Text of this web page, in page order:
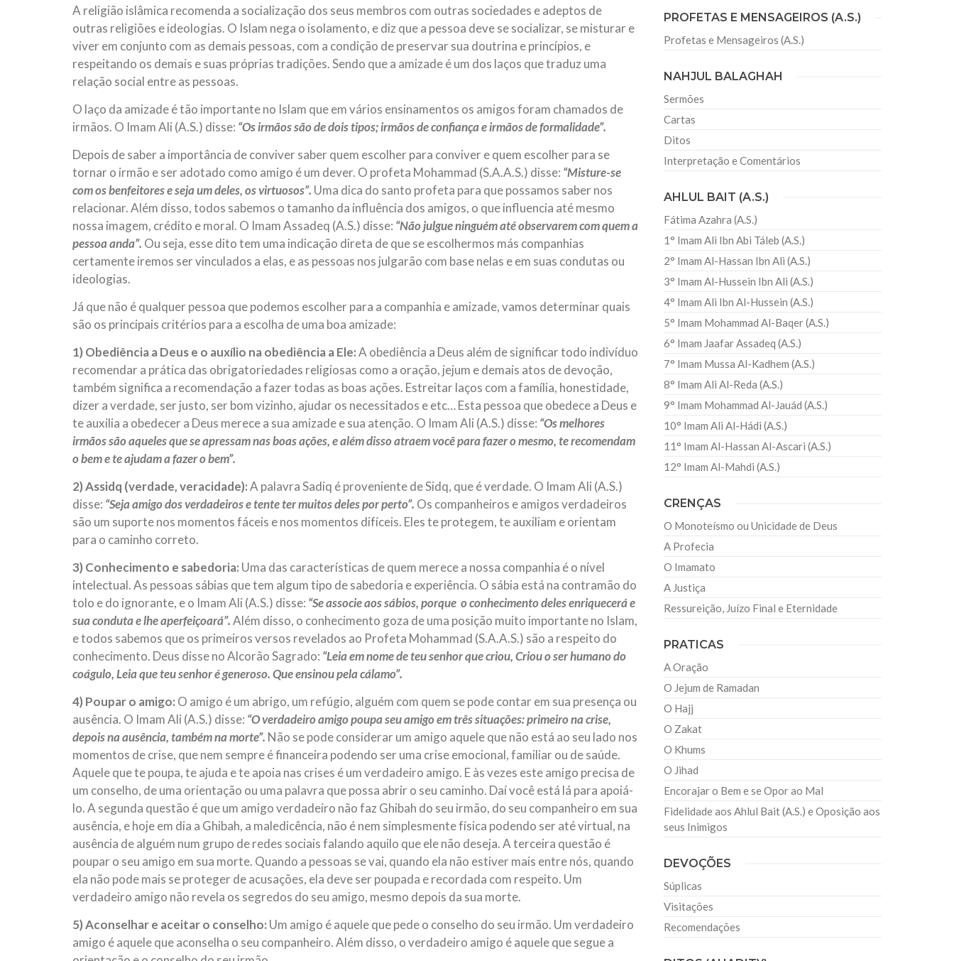
10 DE NOVEMBRO DE 2013
Falecimento do Imam Ali Ibn Al-Hussein (A.S.)
Em nome de Deus, o Clemente, o Misericordioso! Diante da data em que
relembramos o martírio do quarto Imam dos muçulmanos, o Imam Ali Ibn Al-
Hussein Ibn Ali Ibn Abi Táleb (A.S.), conhecido por “Zein Al-Ábidin” (Formosura
NOTÍCIAS
3 DE JULHO DE 2014
Centro Islâmico no Brasil recebe o ex-ministro das
Relações Exteriores da República Islâmica do Irã
Na noite da quinta-feira, 03 de Abril, o Centro Islâmico no Brasil recebeu em sua
sede, em São Paulo, o ex-ministro das Relações Exteriores da República Islâmica
do Irã, Sr. Kamal Kharrazi, que encontra-se visitando
A religião islâmica recomenda a socialização dos seus membros com outras sociedades e adeptos de
outras religiões e ideologias. O Islam nega o isolamento, e diz que a pessoa deve se socializar, se misturar e
viver em conjunto com as demais pessoas, com a condição de preservar sua doutrina e princípios, e
respeitando os demais e suas próprias tradições. Sendo que a amizade é um dos laços que traduz uma
relação social entre as pessoas.
O laço da amizade é tão importante no Islam que em vários ensinamentos os amigos foram chamados de
irmãos. O Imam Ali (A.S.) disse: “Os irmãos são de dois tipos; irmãos de confiança e irmãos de formalidade”.
Depois de saber a importância de conviver saber quem escolher para conviver e quem escolher para se
tornar o irmão e ser adotado como amigo é um dever. O profeta Mohammad (S.A.A.S.) disse: “Misture-se
com os benfeitores e seja um deles, os virtuosos”. Uma dica do santo profeta para que possamos saber nos
relacionar. Além disso, todos sabemos o tamanho da influência dos amigos, o que influencia até mesmo
nossa imagem, crédito e moral. O Imam Assadeq (A.S.) disse: “Não julgue ninguém até observarem com quem a
pessoa anda”. Ou seja, esse dito tem uma indicação direta de que se escolhermos más companhias
certamente iremos ser vinculados a elas, e as pessoas nos julgarão com base nelas e em suas condutas ou
ideologias.
Já que não é qualquer pessoa que podemos escolher para a companhia e amizade, vamos determinar quais
são os principais critérios para a escolha de uma boa amizade:
1) Obediência a Deus e o auxílio na obediência a Ele:A obediência a Deus além de significar todo indivíduo
recomendar a prática das obrigatoriedades religiosas como a oração, jejum e demais atos de devoção,
também significa a recomendação a fazer todas as boas ações. Estreitar laços com a família, honestidade,
dizer a verdade, ser justo, ser bom vizinho, ajudar os necessitados e etc… Esta pessoa que obedece a Deus e
te auxilia a obedecer a Deus merece a sua amizade e sua atenção. O Imam Ali (A.S.) disse: “Os melhores
irmãos são aqueles que se apressam nas boas ações, e além disso atraem você para fazer o mesmo, te recomendam
o bem e te ajudam a fazer o bem”.
2) Assidq (verdade, veracidade):A palavra Sadiq é proveniente de Sidq, que é verdade. O Imam Ali (A.S.)
disse: “Seja amigo dos verdadeiros e tente ter muitos deles por perto”. Os companheiros e amigos verdadeiros
são um suporte nos momentos fáceis e nos momentos difíceis. Eles te protegem, te auxiliam e orientam
para o caminho correto.
3) Conhecimento e sabedoria: Uma das características de quem merece a nossa companhia é o nível
intelectual. As pessoas sábias que tem algum tipo de sabedoria e experiência. O sábia está na contramão do
tolo e do ignorante, e o Imam Ali (A.S.) disse: “Se associe aos sábios, porque o conhecimento deles enriquecerá e
sua conduta e lhe aperfeiçoará”.Além disso, o conhecimento goza de uma posição muito importante no Islam,
e todos sabemos que os primeiros versos revelados ao Profeta Mohammad (S.A.A.S.) são a respeito do
conhecimento. Deus disse no Alcorão Sagrado: “Leia em nome de teu senhor que criou, Criou o ser humano do
coágulo, Leia que teu senhor é generoso. Que ensinou pela cálamo”.
4) Poupar o amigo: O amigo é um abrigo, um refúgio, alguém com quem se pode contar em sua presença ou
ausência. O Imam Ali (A.S.) disse: “O verdadeiro amigo poupa seu amigo em três situações: primeiro na crise,
depois na ausência, também na morte”. Não se pode considerar um amigo aquele que não está ao seu lado nos
momentos de crise, que nem sempre é financeira podendo ser uma crise emocional, familiar ou de saúde.
Aquele que te poupa, te ajuda e te apoia nas crises é um verdadeiro amigo. E às vezes este amigo precisa de
um conselho, de uma orientação ou uma palavra que possa abrir o seu caminho. Daí você está lá para apoiá-
lo. A segunda questão é que um amigo verdadeiro não faz Ghibah do seu irmão, do seu companheiro em sua
ausência, e hoje em dia a Ghibah, a maledicência, não é nem simplesmente física podendo ser até virtual, na
ausência de alguém num grupo de redes sociais falando aquilo que ele não deseja. A terceira questão é
poupar o seu amigo em sua morte. Quando a pessoas se vai, quando ela não estiver mais entre nós, quando
ela não pode mais se proteger de acusações, ela deve ser poupada e recordada com respeito. Um
verdadeiro amigo não revela os segredos do seu amigo, mesmo depois da sua morte.
5) Aconselhar e aceitar o conselho: Um amigo é aquele que pede o conselho do seu irmão. Um verdadeiro
amigo é aquele que aconselha o seu companheiro. Além disso, o verdadeiro amigo é aquele que segue a
PROFETAS E MENSAGEIROS (A.S.)
Profetas e Mensageiros (A.S.)
NAHJUL BALAGHAH
Sermões
Cartas
Ditos
Interpretação e Comentários
AHLUL BAIT (A.S.)
Fátima Azahra (A.S.)
1° Imam Ali Ibn Abi Táleb (A.S.)
2° Imam Al-Hassan Ibn Ali (A.S.)
3° Imam Al-Hussein Ibn Ali (A.S.)
4° Imam Ali Ibn Al-Hussein (A.S.)
5° Imam Mohammad Al-Baqer (A.S.)
6° Imam Jaafar Assadeq (A.S.)
7° Imam Mussa Al-Kadhem (A.S.)
8° Imam Ali Al-Reda (A.S.)
9° Imam Mohammad Al-Jauád (A.S.)
10° Imam Ali Al-Hádi (A.S.)
11° Imam Al-Hassan Al-Ascari (A.S.)
12° Imam Al-Mahdi (A.S.)
CRENÇAS
O Monoteísmo ou Unicidade de Deus
A Profecia
O Imamato
A Justiça
Ressureição, Juízo Final e Eternidade
PRATICAS
A Oração
O Jejum de Ramadan
O Hajj
O Zakat
O Khums
O Jihad
Encorajar o Bem e se Opor ao Mal
Fidelidade aos Ahlul Bait (A.S.) e Oposição aos
seus Inimigos
DEVOÇÕES
Súplicas
Visitações
Recomendações